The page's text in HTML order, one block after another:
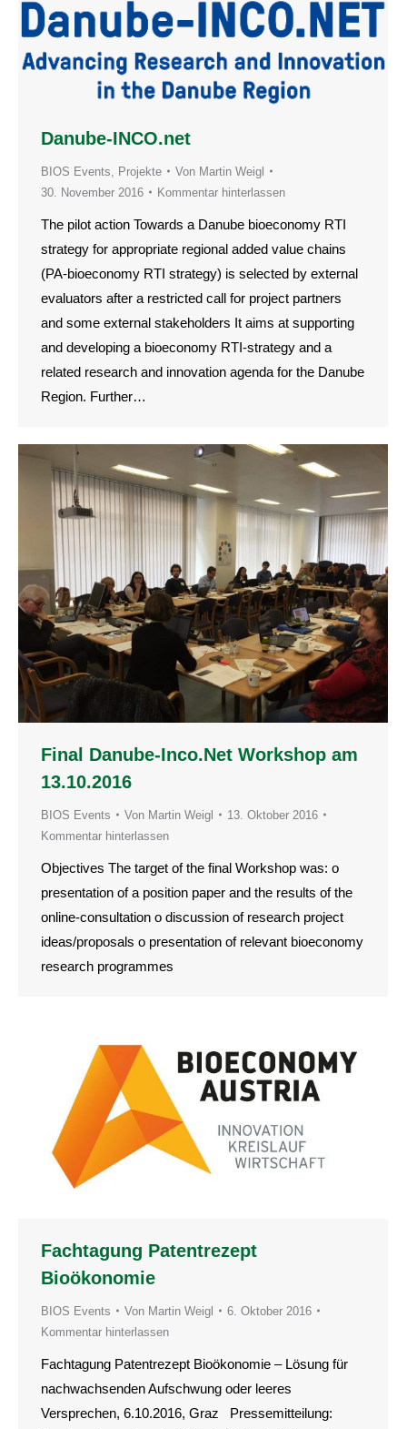
Danube-INCO.net
BIOS Events Projekte Von Martin Weigl
30. November 2016
Kommentar hinterlassen
The pilot action Towards a Danube bioeconomy RTI
strategy for appropriate regional added value chains
(PA-bioeconomy RTI strategy) is selected by external
evaluators after a restricted call for project partners
and some external stakeholders It aims at supporting
and developing a bioeconomy RTI-strategy and a
related research and innovation agenda for the Danube
Region. Further…
Final Danube-Inco.Net Workshop am
13.10.2016
BIOS Events Von Martin Weigl
13. Oktober 2016
Kommentar hinterlassen
Objectives The target of the final Workshop was: o
presentation of a position paper and the results of the
online-consultation o discussion of research project
ideas/proposals o presentation of relevant bioeconomy
research programmes
Fachtagung Patentrezept
Bioökonomie
BIOS Events Von Martin Weigl
6. Oktober 2016
Kommentar hinterlassen
Fachtagung Patentrezept Bioökonomie – Lösung für
nachwachsenden Aufschwung oder leeres
Versprechen, 6.10.2016, Graz Pressemitteilung: